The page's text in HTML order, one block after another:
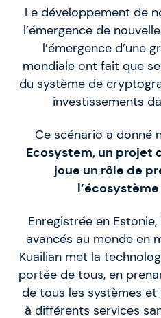
Le développement de
l’émergence de
l’émergence d’une
mondiale ont fait que
du système de
investissements
Ce scénario a donné
Ecosystem, un projet
joue un rôle de
Enregistrée en Estonie,
avancés au monde en
Kuailian met la
portée de tous, en
de tous les systèmes et
à différents services